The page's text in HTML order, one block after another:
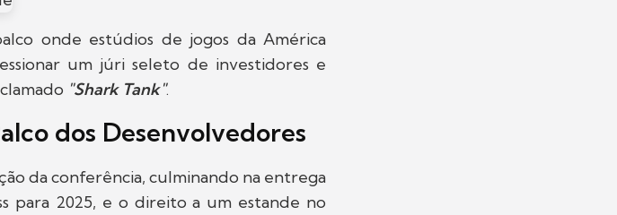
onde estúdios de jogos da América
um júri seleto de investidores e
"Shark Tank".
dos Desenvolvedores
da conferência, culminando na entrega
para 2025, e o direito a um estande no